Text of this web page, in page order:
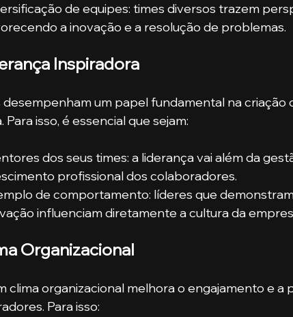
de equipes: times diversos trazem
a inovação e a resolução de problemas.
Inspiradora
desempenham um papel fundamental na criação
Para isso, é essencial que sejam:
dos seus times: a liderança vai além da
profissional dos colaboradores.
de comportamento: líderes que
influenciam diretamente a cultura da
Organizacional
clima organizacional melhora o engajamento e a
Para isso: